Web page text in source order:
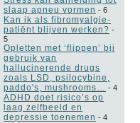
slaap apneu vormen - 6
Kan ik als fibromyalgie-
patiënt blijven werken? -
5
Opletten met ‘flippen’ bij
gebruik van
hallucinerende drugs
zoals LSD, psilocybine,
paddo's, mushrooms… - 4
ADHD doet risico’s op
laag zelfbeeld en
depressie toenemen - 4